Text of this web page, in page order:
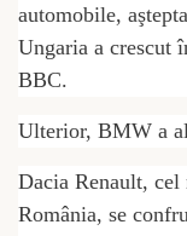
automobile,
Ungaria a crescut
BBC.
Ulterior, BMW a
Dacia Renault, cel
România, se